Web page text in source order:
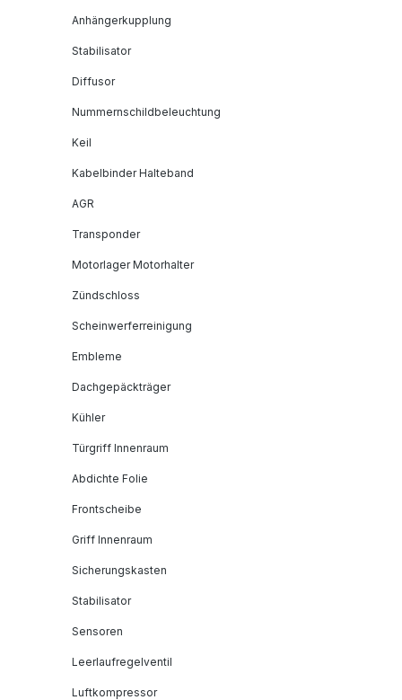
Anhängerkupplung
Stabilisator
Diffusor
Nummernschildbeleuchtung
Keil
Kabelbinder Halteband
AGR
Transponder
Motorlager Motorhalter
Zündschloss
Scheinwerferreinigung
Embleme
Dachgepäckträger
Kühler
Türgriff Innenraum
Abdichte Folie
Frontscheibe
Griff Innenraum
Sicherungskasten
Stabilisator
Sensoren
Leerlaufregelventil
Luftkompressor